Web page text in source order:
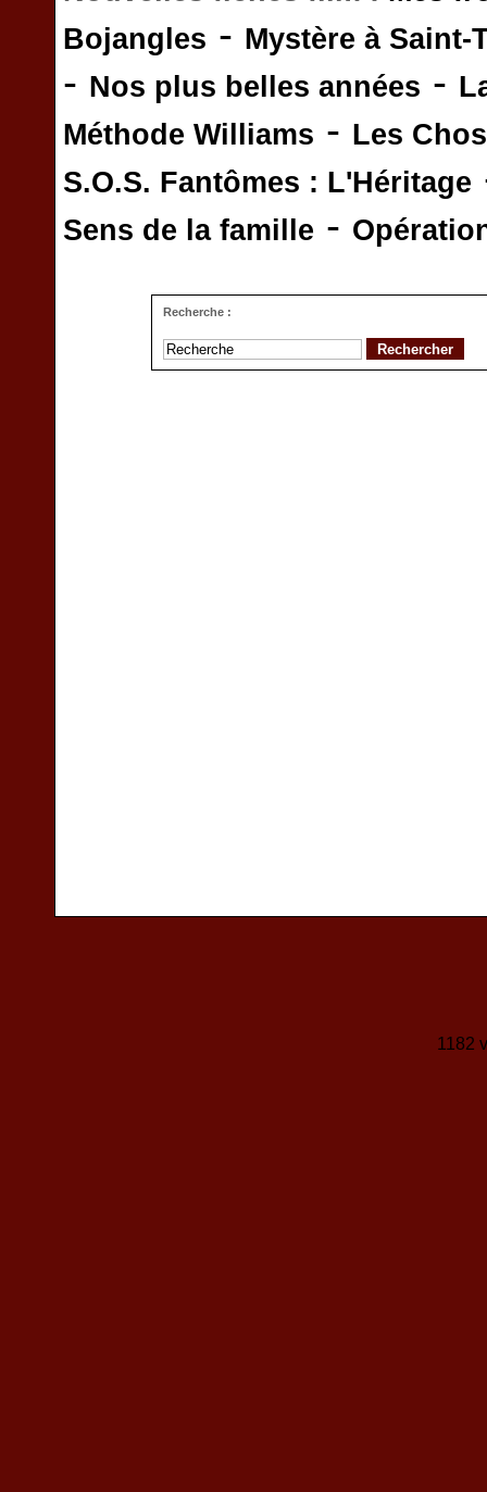
Bojangles - Mystère à Saint-
- Nos plus belles années -
Méthode Williams - Les
S.O.S. Fantômes : L'Héritage
Sens de la famille -
Recherche :
1182